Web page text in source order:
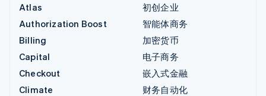
Atlas
Authorization Boost
Billing
Capital
Checkout
Climate
初创企业
智能体商务
加密货币
电子商务
嵌入式金融
财务自动化